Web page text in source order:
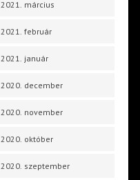
2021. március
2021. február
2021. január
2020. december
2020. november
2020. október
2020. szeptember